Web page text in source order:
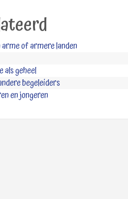
of armere landen
als geheel
begeleiders
en jongeren